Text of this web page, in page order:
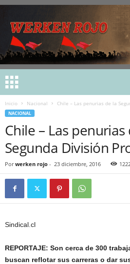
Inicio Nacional Chile – Las penurias de la
NACIONAL
Chile – Las penurias
Segunda División
Por werken rojo - 23 diciembre, 2016
Sindical.cl
REPORTAJE: Son cerca de 300
buscan reflotar sus carreras o dar